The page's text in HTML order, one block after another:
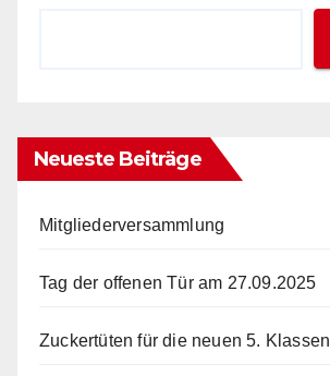
Neueste Beiträge
Mitgliederversammlung
Tag der offenen Tür am 27.09.2025
Zuckertüten für die neuen 5. Klassen